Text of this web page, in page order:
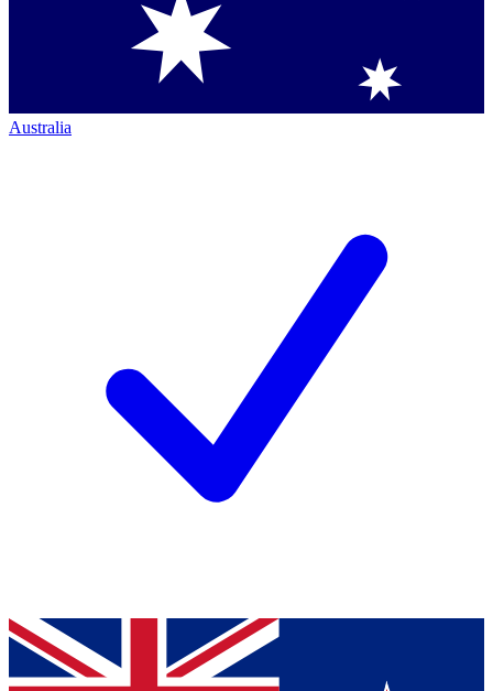
Australia